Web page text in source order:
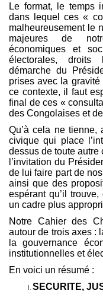
Le format, le temps
dans lequel ces «
malheureusement le
majeures de
économiques et
électorales,
démarche du
prises avec la gravité
ce contexte, il faut
final de ces «
des Congolaises et
Qu’à cela ne tienne,
civique qui place l’int
dessus de toute autre
’invitation du
de lui faire part de
ainsi que des
espérant qu’il
un cadre plus
Notre Cahier des
autour de trois axes :
la gouvernance
institutionnelles et é
En voici un résumé :
SECURITE,